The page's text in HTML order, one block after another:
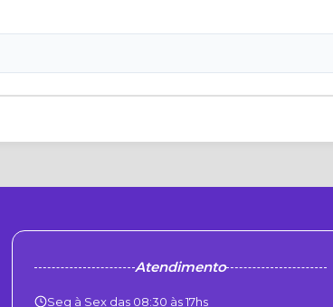
Atendimento
Seg à Sex das 08:30 às 17hs